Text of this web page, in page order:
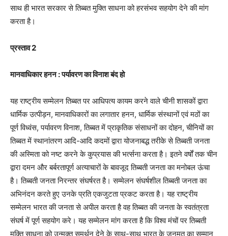
साथ ही भारत सरकार से तिब्बत मुक्ति साधना को हरसंभव सहयोग देने की मांग
करता है।
प्रस्ताव 2
मानवाधिकार हनन : पर्यावरण का विनाश बंद हो
यह राष्ट्रीय सम्मेलन तिब्बत पर आधिपत्य कायम करने वाले चीनी शासकों द्वारा
धार्मिक उत्पीड़न, मानवाधिकारों का लगातार हनन, धार्मिक संस्थानों एवं मठों का
पूर्ण विध्वंस, पर्यावरण विनाश, तिब्बत में प्राकृतिक संसाधनों का दोहन, चीनियों का
तिब्बत में स्थानांतरण आदि-आदि कदमों द्वारा योजनाबद्ध तरीके से तिब्बती जनता
की अस्मिता को नष्ट करने के कुप्रयास की भर्त्सना करता है। इतने वर्षों तक चीन
द्वारा दमन और बर्बरतापूर्ण अत्याचारों के बावजूद तिब्बती जनता का मनोबल ऊंचा
है। तिब्बती जनता निरन्तर संघर्षरत है। सम्मेलन संघर्षशील तिब्बती जनता का
अभिनंदन करते हुए उनके प्रति एकजुटता प्रकट करता है। यह राष्ट्रीय
सम्मेलन भारत की जनता से अपील करता है वह तिब्बत की जनता के स्वतंत्रता
संघर्ष में पूर्ण सहयोग करे। यह सम्मेलन मांग करता है कि विश्व मंचों पर तिब्बती
मुक्ति साधना को उन्मुक्त समर्थन देने के साथ-साथ भारत के जनमत का सम्मान